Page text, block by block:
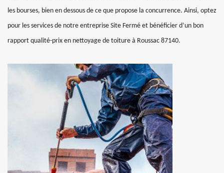
les bourses, bien en dessous de ce que propose la concurrence. Ainsi, optez
pour les services de notre entreprise Site Fermé et bénéficier d’un bon
rapport qualité-prix en nettoyage de toiture à Roussac 87140.